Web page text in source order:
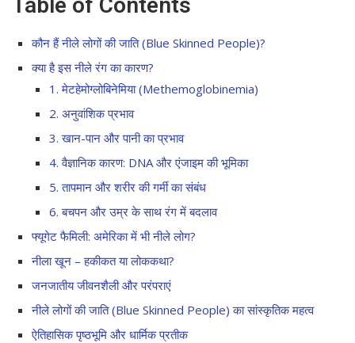
निष्कर्ष – नीले लोगों की जाति | Blue Skinned People
कौन हैं नीले लोगों की जाति (Blue Skinned People)?
क्या है इस नीले रंग का कारण?
1. मेटहेमोग्लोबिनेमिया (Methemoglobinemia)
2. अनुवांशिक प्रभाव
3. खान-पान और पानी का प्रभाव
4. वैज्ञानिक कारण: DNA और एंजाइम की भूमिका
5. तापमान और शरीर की गर्मी का संबंध
6. बचपन और उम्र के साथ रंग में बदलाव
फ्यूगेट फैमिली: अमेरिका में भी नीले लोग?
नीला खून – हकीकत या लोककथा?
जनजातीय जीवनशैली और परंपराएं
नीले लोगों की जाति (Blue Skinned People) का सांस्कृतिक महत्व
ऐतिहासिक पृष्ठभूमि और धार्मिक प्रतीक